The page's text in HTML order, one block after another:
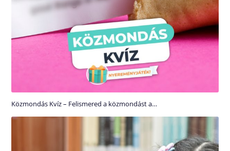
Közmondás Kvíz – Felismered a közmondást a…